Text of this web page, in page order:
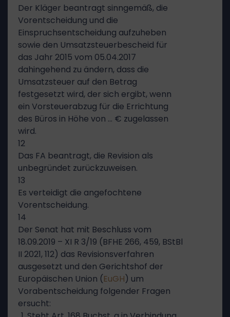
Der Kläger beantragt sinngemäß, die
Vorentscheidung und die
Einspruchsentscheidung aufzuheben
sowie den Umsatzsteuerbescheid für
das Jahr 2015 vom 05.04.2017
dahingehend zu ändern, dass die
Umsatzsteuer auf den Betrag
festgesetzt wird, der sich ergibt, wenn
ein Vorsteuerabzug für die Errichtung
des Büros in Höhe von … € zugelassen
wird.
12
Das FA beantragt, die Revision als
unbegründet zurückzuweisen.
13
Es verteidigt die angefochtene
Vorentscheidung.
14
Der Senat hat mit Beschluss vom
18.09.2019 – XI R 3/19 (BFHE 266, 459, BStBl
II 2021, 112) das Revisionsverfahren
ausgesetzt und den Gerichtshof der
Europäischen Union (EuGH) um
Vorabentscheidung folgender Fragen
ersucht: